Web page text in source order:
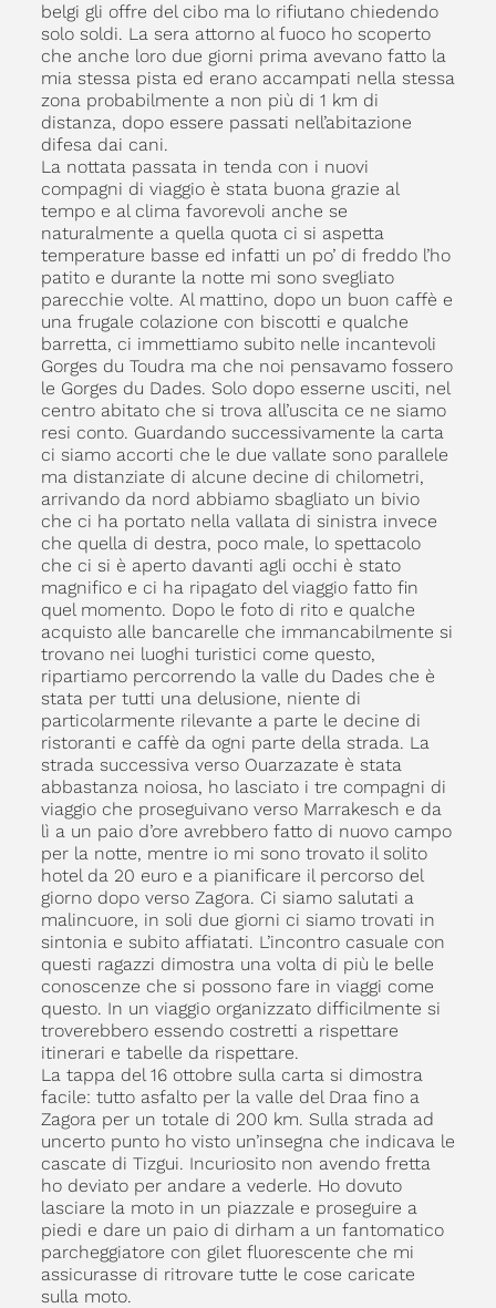
belgi gli offre del cibo ma lo rifiutano chiedendo
solo soldi. La sera attorno al fuoco ho scoperto
che anche loro due giorni prima avevano fatto la
mia stessa pista ed erano accampati nella stessa
zona probabilmente a non più di 1 km di
distanza, dopo essere passati nell’abitazione
difesa dai cani.
La nottata passata in tenda con i nuovi
compagni di viaggio è stata buona grazie al
tempo e al clima favorevoli anche se
naturalmente a quella quota ci si aspetta
temperature basse ed infatti un po’ di freddo l’ho
patito e durante la notte mi sono svegliato
parecchie volte. Al mattino, dopo un buon caffè e
una frugale colazione con biscotti e qualche
barretta, ci immettiamo subito nelle incantevoli
Gorges du Toudra ma che noi pensavamo fossero
le Gorges du Dades. Solo dopo esserne usciti, nel
centro abitato che si trova all’uscita ce ne siamo
resi conto. Guardando successivamente la carta
ci siamo accorti che le due vallate sono parallele
ma distanziate di alcune decine di chilometri,
arrivando da nord abbiamo sbagliato un bivio
che ci ha portato nella vallata di sinistra invece
che quella di destra, poco male, lo spettacolo
che ci si è aperto davanti agli occhi è stato
magnifico e ci ha ripagato del viaggio fatto fin
quel momento. Dopo le foto di rito e qualche
acquisto alle bancarelle che immancabilmente si
trovano nei luoghi turistici come questo,
ripartiamo percorrendo la valle du Dades che è
stata per tutti una delusione, niente di
particolarmente rilevante a parte le decine di
ristoranti e caffè da ogni parte della strada. La
strada successiva verso Ouarzazate è stata
abbastanza noiosa, ho lasciato i tre compagni di
viaggio che proseguivano verso Marrakesch e da
lì a un paio d’ore avrebbero fatto di nuovo campo
per la notte, mentre io mi sono trovato il solito
hotel da 20 euro e a pianificare il percorso del
giorno dopo verso Zagora. Ci siamo salutati a
malincuore, in soli due giorni ci siamo trovati in
sintonia e subito affiatati. L’incontro casuale con
questi ragazzi dimostra una volta di più le belle
conoscenze che si possono fare in viaggi come
questo. In un viaggio organizzato difficilmente si
troverebbero essendo costretti a rispettare
itinerari e tabelle da rispettare.
La tappa del 16 ottobre sulla carta si dimostra
facile: tutto asfalto per la valle del Draa fino a
Zagora per un totale di 200 km. Sulla strada ad
uncerto punto ho visto un’insegna che indicava le
cascate di Tizgui. Incuriosito non avendo fretta
ho deviato per andare a vederle. Ho dovuto
lasciare la moto in un piazzale e proseguire a
piedi e dare un paio di dirham a un fantomatico
parcheggiatore con gilet fluorescente che mi
assicurasse di ritrovare tutte le cose caricate
sulla moto.